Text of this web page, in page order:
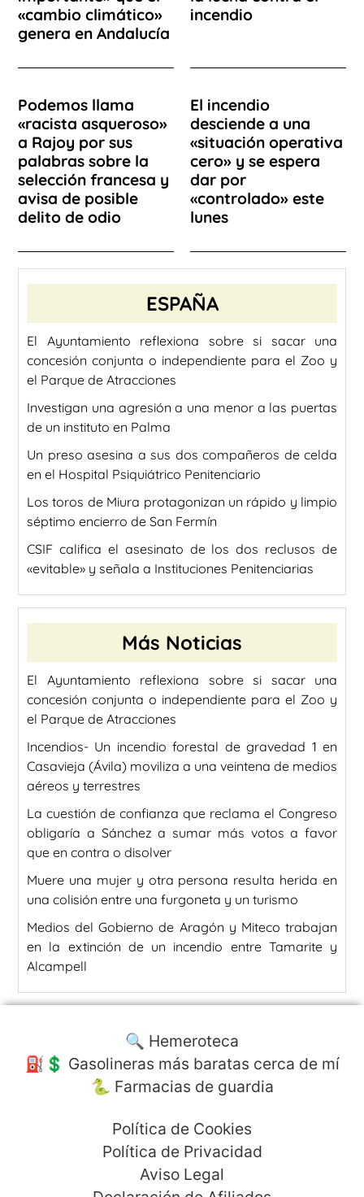
«cambio climático»
genera en Andalucía
incendio
Podemos llama
«racista asqueroso»
a Rajoy por sus
palabras sobre la
selección francesa y
avisa de posible
delito de odio
El incendio
desciende a una
«situación operativa
cero» y se espera
dar por
«controlado» este
lunes
ESPAÑA
El Ayuntamiento reflexiona sobre si sacar una
concesión conjunta o independiente para el Zoo y
el Parque de Atracciones
Investigan una agresión a una menor a las puertas
de un instituto en Palma
Un preso asesina a sus dos compañeros de celda
en el Hospital Psiquiátrico Penitenciario
Los toros de Miura protagonizan un rápido y limpio
séptimo encierro de San Fermín
CSIF califica el asesinato de los dos reclusos de
«evitable» y señala a Instituciones Penitenciarias
Más Noticias
El Ayuntamiento reflexiona sobre si sacar una
concesión conjunta o independiente para el Zoo y
el Parque de Atracciones
Incendios- Un incendio forestal de gravedad 1 en
Casavieja (Ávila) moviliza a una veintena de medios
aéreos y terrestres
La cuestión de confianza que reclama el Congreso
obligaría a Sánchez a sumar más votos a favor
que en contra o disolver
Muere una mujer y otra persona resulta herida en
una colisión entre una furgoneta y un turismo
Medios del Gobierno de Aragón y Miteco trabajan
en la extinción de un incendio entre Tamarite y
Alcampell
🔍 Hemeroteca
⛽️💲 Gasolineras más baratas cerca de mí
🐍 Farmacias de guardia
Política de Cookies
Política de Privacidad
Aviso Legal